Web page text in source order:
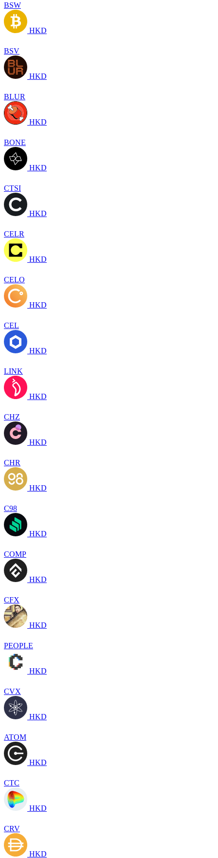
BSW
HKD
BSV
HKD
BLUR
HKD
BONE
HKD
CTSI
HKD
CELR
HKD
CELO
HKD
CEL
HKD
LINK
HKD
CHZ
HKD
CHR
HKD
C98
HKD
COMP
HKD
CFX
HKD
PEOPLE
HKD
CVX
HKD
ATOM
HKD
CTC
HKD
CRV
HKD